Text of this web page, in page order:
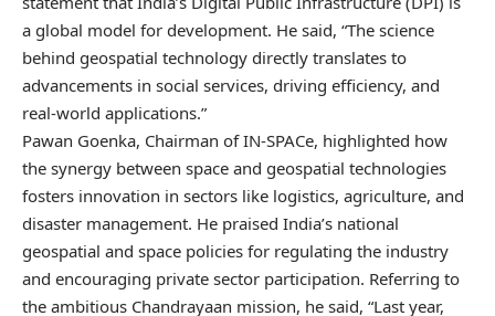
a global model for development. He said, “The science
behind geospatial technology directly translates to
advancements in social services, driving efficiency, and
real-world applications.”
Pawan Goenka, Chairman of IN-SPACe, highlighted how
the synergy between space and geospatial technologies
fosters innovation in sectors like logistics, agriculture, and
disaster management. He praised India’s national
geospatial and space policies for regulating the industry
and encouraging private sector participation. Referring to
the ambitious Chandrayaan mission, he said, “Last year,